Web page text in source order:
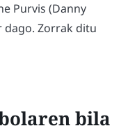
Purvis (Danny
dago. Zorrak ditu
bila